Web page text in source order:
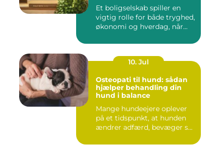
Et boligselskab spiller en
vigtig rolle for både tryghed,
økonomi og hverdag, når...
10. Jul
Osteopati til hund: sådan
hjælper behandling din
hund i balance
Mange hundeejere oplever
på et tidspunkt, at hunden
ændrer adfærd, bevæger s...